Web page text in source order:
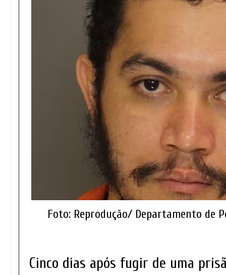
Foto: Reprodução/ Departamento de
Cinco dias após fugir de uma